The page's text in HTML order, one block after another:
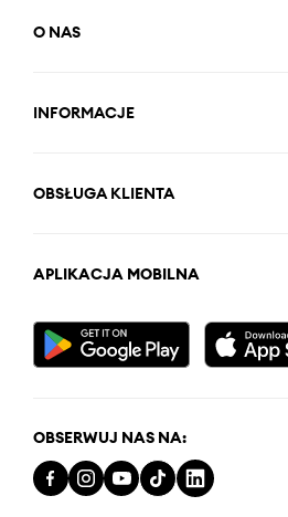
O NAS
INFORMACJE
OBSŁUGA KLIENTA
APLIKACJA MOBILNA
OBSERWUJ NAS NA: